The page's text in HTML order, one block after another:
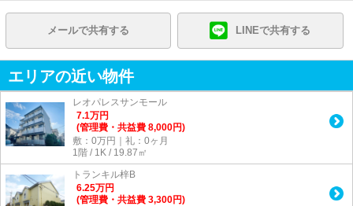
メールで共有する LINEで共有する
エリアの近い物件
レオパレスサンモール
7.1万円
(管理費・共益費 8,000円)
敷：0万円｜礼：0ヶ月
1階 / 1K / 19.87㎡
トランキル梓B
6.25万円
(管理費・共益費 3,300円)